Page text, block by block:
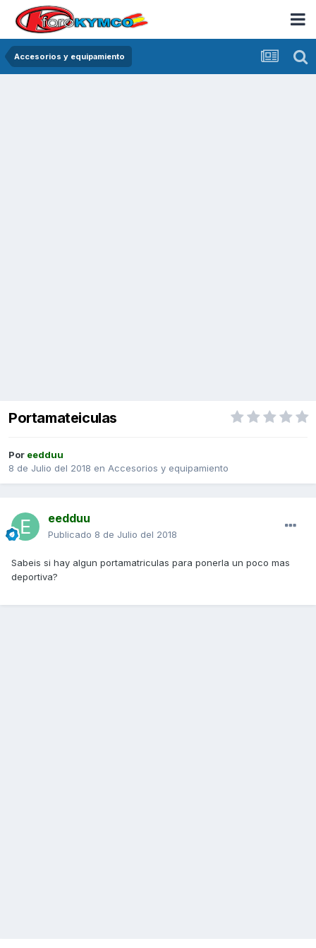
Accesorios y equipamiento
Portamateiculas
Por eedduu
8 de Julio del 2018 en Accesorios y equipamiento
eedduu
Publicado 8 de Julio del 2018
Sabeis si hay algun portamatriculas para ponerla un poco mas
deportiva?